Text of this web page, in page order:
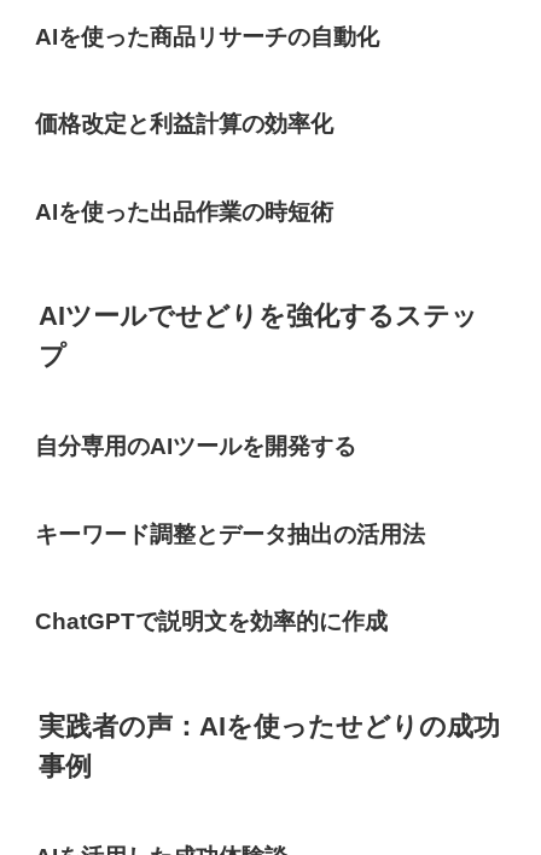
AIを使った商品リサーチの自動化
価格改定と利益計算の効率化
AIを使った出品作業の時短術
AIツールでせどりを強化するステッ
プ
自分専用のAIツールを開発する
キーワード調整とデータ抽出の活用法
ChatGPTで説明文を効率的に作成
実践者の声：AIを使ったせどりの成功
事例